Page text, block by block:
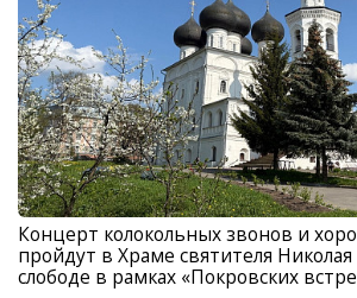
Концерт колокольных звонов и
пройдут в Храме святителя
слободе в рамках «Покровских